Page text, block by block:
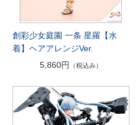
創彩少女庭園 一条 星羅【水
着】ヘアアレンジVer.
5,860円
（税込み）